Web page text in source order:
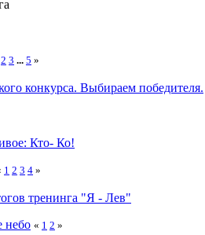
2 3 ... 5 »
конкурса. Выбираем победителя.
Кто- Ко!
1 2 3 4 »
тренинга "Я - Лев"
небо « 1 2 »